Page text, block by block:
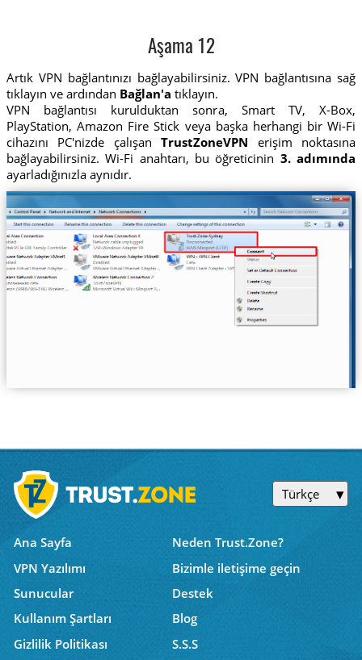
Aşama 12
Artık VPN bağlantınızı bağlayabilirsiniz. VPN bağlantısına sağ
tıklayın ve ardından Bağlan'a tıklayın.
VPN bağlantısı kurulduktan sonra, Smart TV, X-Box,
PlayStation, Amazon Fire Stick veya başka herhangi bir Wi-Fi
cihazını PC'nizde çalışanTrustZoneVPN erişim noktasına
bağlayabilirsiniz. Wi-Fi anahtarı, bu öğreticinin 3. adımında
ayarladığınızla aynıdır.
Türkçe
Ana Sayfa
Neden Trust.Zone?
VPN Yazılımı
Bizimle iletişime geçin
Sunucular
Destek
Kullanım Şartları
Blog
Gizlilik Politikası
S.S.S